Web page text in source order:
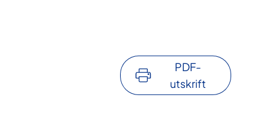
PDF-
utskrift